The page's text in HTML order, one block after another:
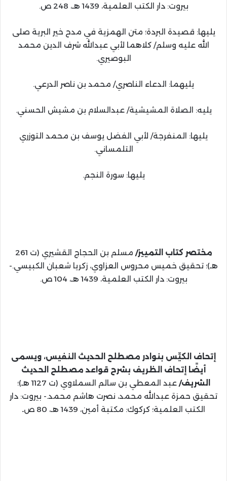
بيروت: دار الكتب العلمية، 1439 هـ، 248 ص.
يليها: قصيدة البردة؛ متن الهمزية في مدح خير البرية صلى
الله عليه وسلم/ كلاهما لأبي عبدالله شرف الدين محمد
البوصيري.
يليهما: الدعاء الناصري/ محمد بن ناصر الدرعي.
يليه: الصلاة المشيشية/ عبدالسلام بن مشيش الحسني.
يليها: المنفرجة/ لأبي الفضل يوسف بن محمد التوزري
التلمساني.
يليها: سورة النجم.
مختصر كتاب التمييز/
مسلم بن الحجاج القشيري (ت 261
هـ)؛ تحقيق خميس محروس العزاوي، زكريا شعبان الكبيسي.-
بيروت: دار الكتب العلمية، 1439 هـ، 104 ص.
إتحاف الكيِّس بنوادر مصطلح الحديث النفيس، ويسمى
أيضًا إتحاف الظريف بشرح قواعد مصطلح الحديث
الشريف/
عبد المعطي بن سالم السملاوي (ت 1127 هـ)؛
تحقيق حمزة عبدالله محمد، نصرت هاشم محمد.- بيروت: دار
الكتب العلمية؛ كركوك: مكتبة أمين، 1439 هـ، 80 ص
.